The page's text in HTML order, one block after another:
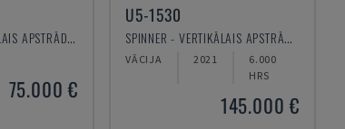
IRLE - HORIZONTĀLAIS APSTRĀDES CENTRS
75.000 €
U5-1530
SPINNER - VERTIKĀLAIS APSTRĀDES CENTRS
VĀCIJA 2021
6.000
HRS
145.000 €